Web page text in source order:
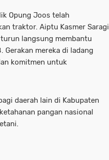
Opung Joos telah
traktor. Aiptu Kasmer Saragi
langsung membantu
Gerakan mereka di ladang
komitmen untuk
daerah lain di Kabupaten
pangan nasional